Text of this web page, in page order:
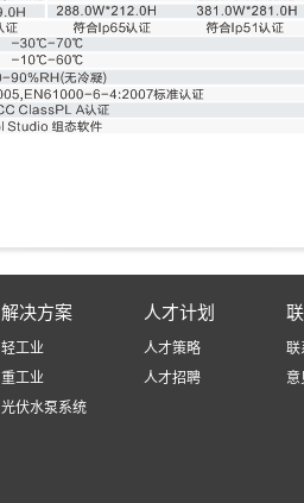
解决方案
轻工业
重工业
光伏水泵系统
人才计划
人才策略
人才招聘
联
意